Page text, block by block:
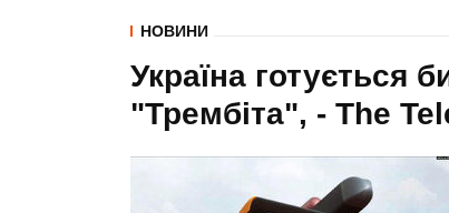
НОВИНИ
Україна готується
"Трембіта", - The